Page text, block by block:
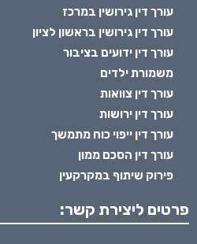
עורך דין גירושין במרכז
עורך דין גירושין בראשון לציון
עורך דין ידועים בציבור
משמורת ילדים
עורך דין צוואות
עורך דין ירושות
עורך דין ייפוי כוח מתמשך
עורך דין הסכם ממון
פירוק שיתוף במקרקעין
פרטים ליצירת קשר: